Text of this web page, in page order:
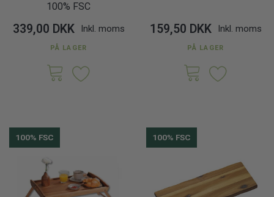
100% FSC
339,00 DKK Inkl. moms
PÅ LAGER
159,50 DKK Inkl. moms
PÅ LAGER
100% FSC 100% FSC